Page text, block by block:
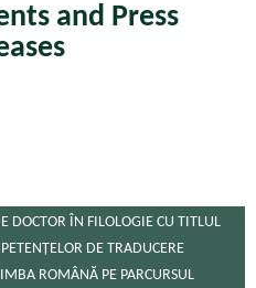
and Press
DOCTOR ÎN FILOLOGIE CU TITLUL
DE TRADUCERE
ROMÂNĂ PE PARCURSUL